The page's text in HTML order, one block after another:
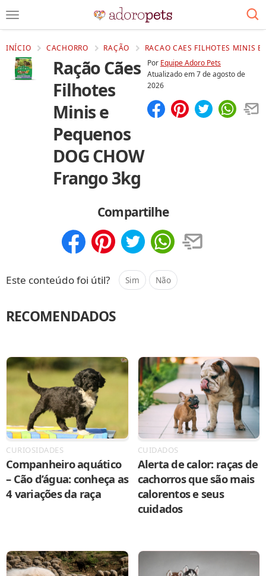
INÍCIO CACHORRO RAÇÃO RACAO CAES FILHOTES MINIS
Ração Cães
Filhotes
Minis e
Pequenos
DOG CHOW
Frango 3kg
Por Equipe Adoro Pets
Atualizado em7 de agosto de
2026
Compartilhe
Este conteúdo foi útil? Sim Não
RECOMENDADOS
CURIOSIDADES
Companheiro aquático
– Cão d’água: conheça as
4 variações da raça
CUIDADOS
Alerta de calor: raças de
cachorros que são mais
calorentos e seus
cuidados